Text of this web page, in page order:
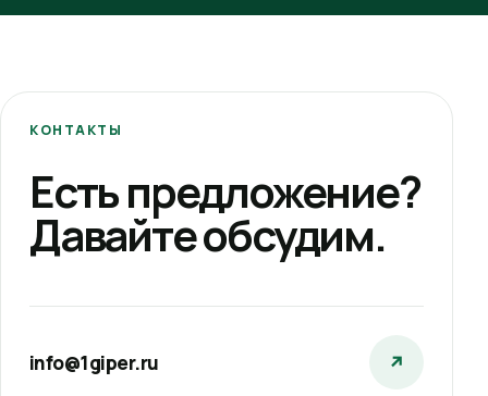
КОНТАКТЫ
Есть предложение?
Давайте обсудим.
info@1giper.ru ↗